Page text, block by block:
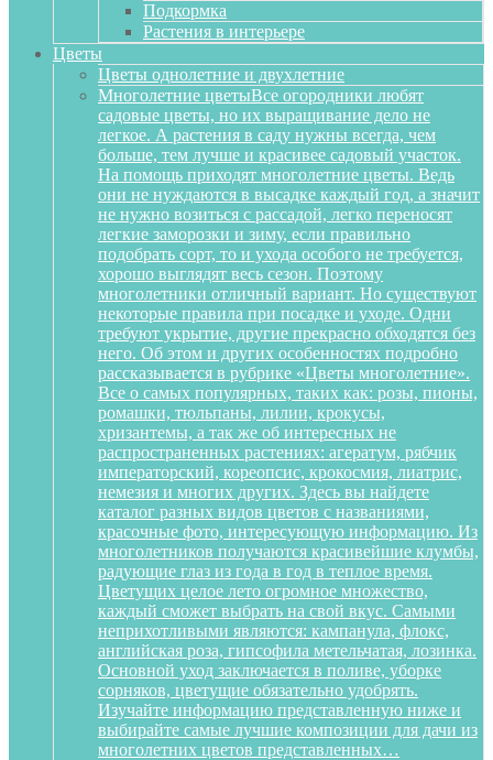
Подкормка
Растения в интерьере
Цветы
Цветы однолетние и двухлетние
Многолетние цветыВсе огородники любят
садовые цветы, но их выращивание дело не
легкое. А растения в саду нужны всегда, чем
больше, тем лучше и красивее садовый участок.
На помощь приходят многолетние цветы. Ведь
они не нуждаются в высадке каждый год, а значит
не нужно возиться с рассадой, легко переносят
легкие заморозки и зиму, если правильно
подобрать сорт, то и ухода особого не требуется,
хорошо выглядят весь сезон. Поэтому
многолетники отличный вариант. Но существуют
некоторые правила при посадке и уходе. Одни
требуют укрытие, другие прекрасно обходятся без
него. Об этом и других особенностях подробно
рассказывается в рубрике «Цветы многолетние».
Все о самых популярных, таких как: розы, пионы,
ромашки, тюльпаны, лилии, крокусы,
хризантемы, а так же об интересных не
распространенных растениях: агератум, рябчик
императорский, кореопсис, крокосмия, лиатрис,
немезия и многих других. Здесь вы найдете
каталог разных видов цветов с названиями,
красочные фото, интересующую информацию. Из
многолетников получаются красивейшие клумбы,
радующие глаз из года в год в теплое время.
Цветущих целое лето огромное множество,
каждый сможет выбрать на свой вкус. Самыми
неприхотливыми являются: кампанула, флокс,
английская роза, гипсофила метельчатая, лозинка.
Основной уход заключается в поливе, уборке
сорняков, цветущие обязательно удобрять.
Изучайте информацию представленную ниже и
выбирайте самые лучшие композиции для дачи из
многолетних цветов представленных…